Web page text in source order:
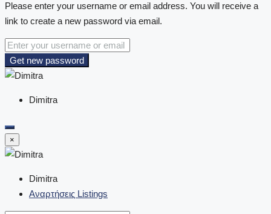
Please enter your username or email address. You will receive a
link to create a new password via email.
Get new password
Dimitra
×
Dimitra
Αναρτήσεις Listings